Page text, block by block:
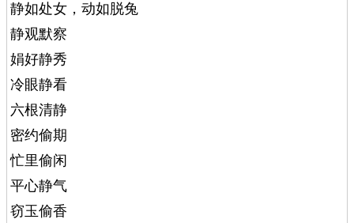
静如处女，动如脱兔
静观默察
娟好静秀
冷眼静看
六根清静
密约偷期
忙里偷闲
平心静气
窃玉偷香